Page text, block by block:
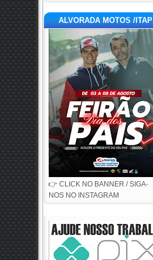
ALVORADA MOTOS /ITAP
👉 CLICK NO BANNER / SIGA-
NOS NO INSTAGRAM